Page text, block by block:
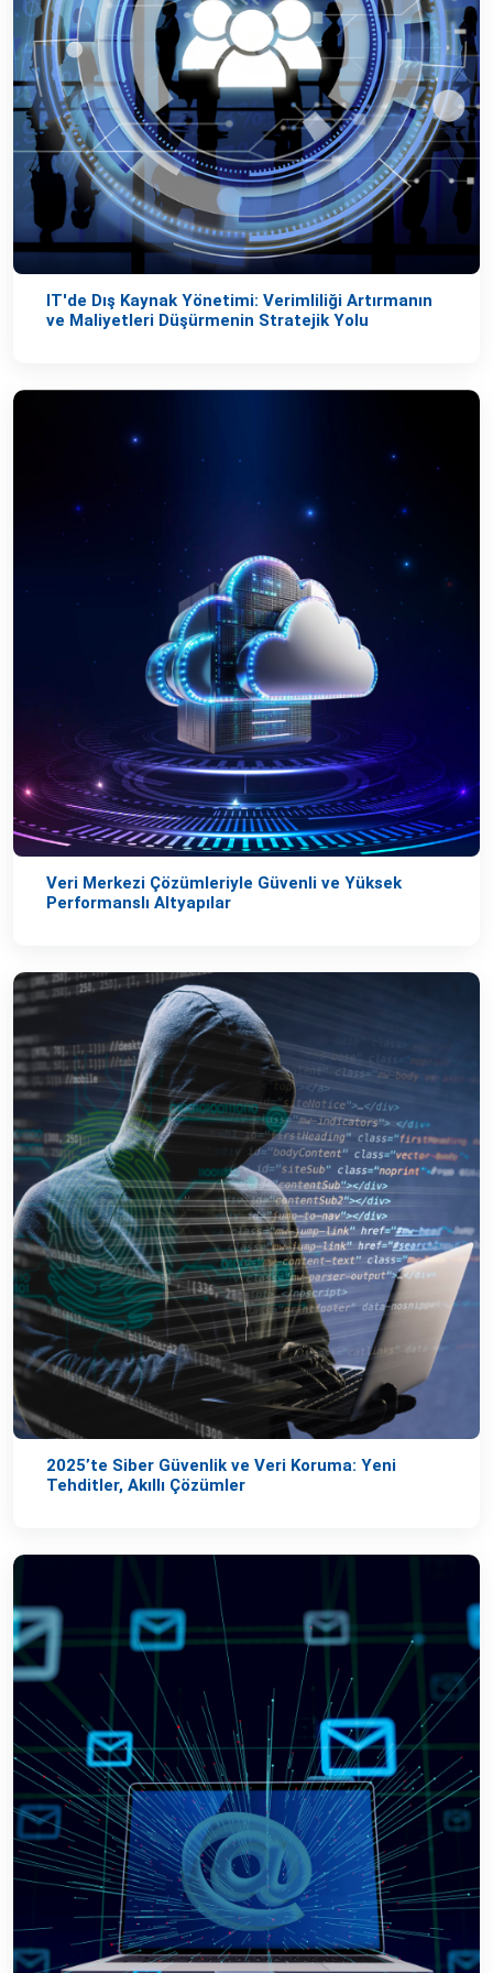
IT'de Dış Kaynak Yönetimi: Verimliliği Artırmanın
ve Maliyetleri Düşürmenin Stratejik Yolu
Veri Merkezi Çözümleriyle Güvenli ve Yüksek
Performanslı Altyapılar
2025’te Siber Güvenlik ve Veri Koruma: Yeni
Tehditler, Akıllı Çözümler